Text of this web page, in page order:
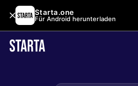
Starta.one
Für Android herunterladen